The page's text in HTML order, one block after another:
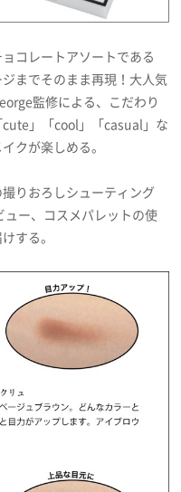
コレートアソートである
までそのまま再現！大人気
監修による、こだわり
」「cool」「casual」な
クが楽しめる。
りおろしシューティング
ー、コスメパレットの使
する。